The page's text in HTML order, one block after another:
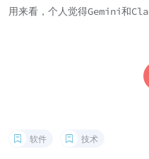
用来看，个人觉得Gemini和
软件 技术